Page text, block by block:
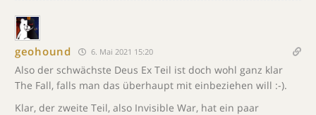
geohound 6. Mai 2021 15:20
Also der schwächste Deus Ex Teil ist doch wohl ganz klar
The Fall, falls man das überhaupt mit einbeziehen will :-).
Klar, der zweite Teil, also Invisible War, hat ein paar